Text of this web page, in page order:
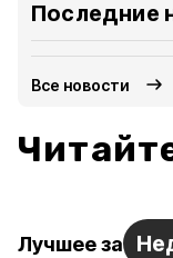
Последние
Все новости
Лучшее за